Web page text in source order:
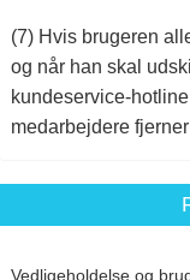
(7) Hvis brugeren
og når han skal
kundeservice-
medarbejdere
Vedligeholdelse og